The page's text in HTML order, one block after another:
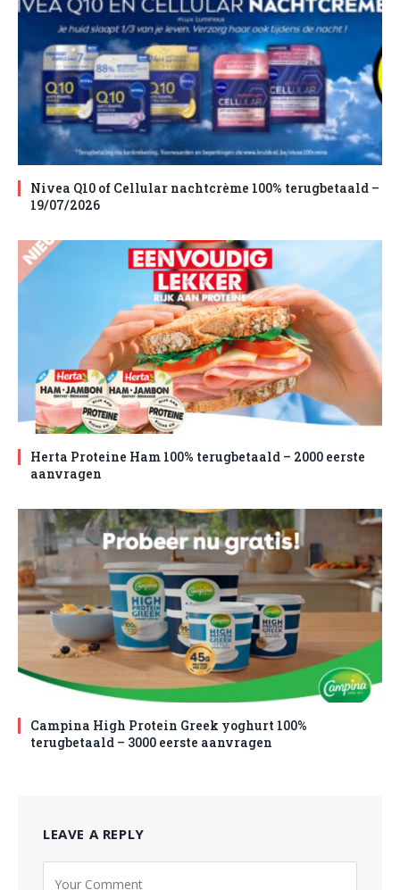
Nivea Q10 of Cellular nachtcrème 100% terugbetaald –
19/07/2026
Herta Proteine Ham 100% terugbetaald – 2000 eerste
aanvragen
Campina High Protein Greek yoghurt 100%
terugbetaald – 3000 eerste aanvragen
LEAVE A REPLY